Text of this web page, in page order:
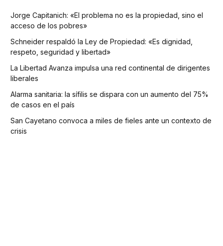
Jorge Capitanich: «El problema no es la propiedad, sino el
acceso de los pobres»
Schneider respaldó la Ley de Propiedad: «Es dignidad,
respeto, seguridad y libertad»
La Libertad Avanza impulsa una red continental de dirigentes
liberales
Alarma sanitaria: la sífilis se dispara con un aumento del 75%
de casos en el país
San Cayetano convoca a miles de fieles ante un contexto de
crisis